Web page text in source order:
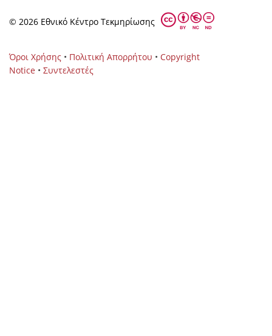
© 2026 Eθνικό Κέντρο Τεκμηρίωσης
Όροι Χρήσης • Πολιτική Απορρήτου • Copyright
Notice • Συντελεστές